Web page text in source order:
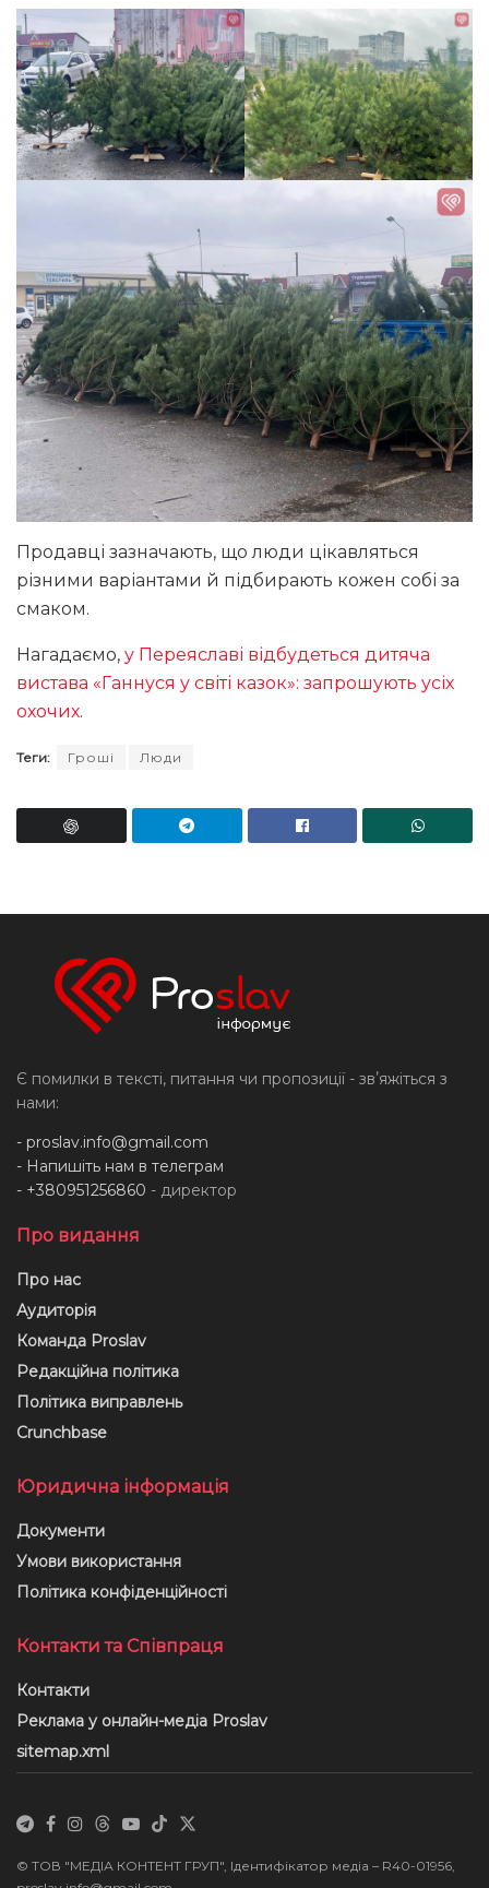
Продавці зазначають, що люди цікавляться
різними варіантами й підбирають кожен собі за
смаком.
Нагадаємо, у Переяславі відбудеться дитяча
вистава «Ганнуся у світі казок»: запрошують усіх
охочих.
Теги: Гроші Люди
Є помилки в тексті, питання чи пропозиції - звʼяжіться з
нами:
- proslav.info@gmail.com
- Напишіть нам в телеграм
- +380951256860 - директор
Про видання
Про нас
Аудиторія
Команда Proslav
Редакційна політика
Політика виправлень
Crunchbase
Юридична інформація
Документи
Умови використання
Політика конфіденційності
Контакти та Співпраця
Контакти
Реклама у онлайн-медіа Proslav
sitemap.xml
© ТОВ "МЕДІА КОНТЕНТ ГРУП", Ідентифікатор медіа – R40-01956,